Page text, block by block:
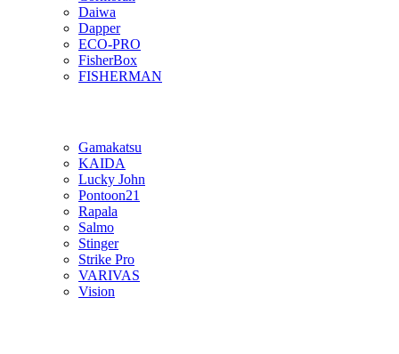
Daiwa
Dapper
ECO-PRO
FisherBox
FISHERMAN
Gamakatsu
KAIDA
Lucky John
Pontoon21
Rapala
Salmo
Stinger
Strike Pro
VARIVAS
Vision